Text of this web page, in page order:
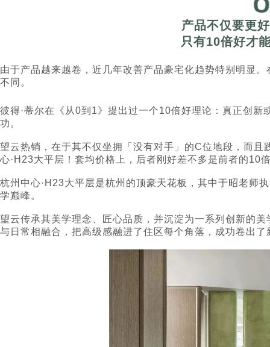
产品不仅要更
只有10倍好才
由于产品越来越卷，近几年改善产品豪宅化趋势特别明显
不同。
彼得·蒂尔在《从0到1》提出过一个10倍好理论：真正创
功。
望云热销，在于其不仅坐拥「没有对手」的C位地段，而
心·H23大平层！套均价格上，后者刚好差不多是前者的10
杭州中心·H23大平层是杭州的顶豪天花板，其中于昭老师
学巅峰。
望云传承其美学理念、匠心品质，并沉淀为一系列创新的
与日常相融合，把高级感融进了住区每个角落，成功卷出了